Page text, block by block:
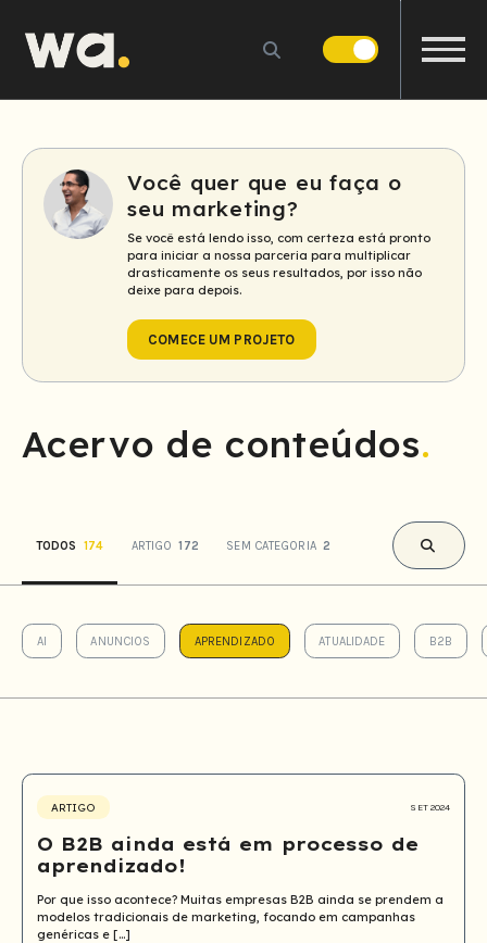
Você quer que eu faça o
seu marketing?
Se você está lendo isso, com certeza está pronto
para iniciar a nossa parceria para multiplicar
drasticamente os seus resultados, por isso não
deixe para depois.
COMECE UM PROJETO
Acervo de conteúdos.
TODOS 174 ARTIGO172 SEM CATEGORIA2
Buscar
AI ANUNCIOS APRENDIZADO ATUALIDADE B2B
ARTIGO SET 2024
O B2B ainda está em processo de
aprendizado!
Por que isso acontece? Muitas empresas B2B ainda se prendem a
modelos tradicionais de marketing, focando em campanhas
genéricas e […]